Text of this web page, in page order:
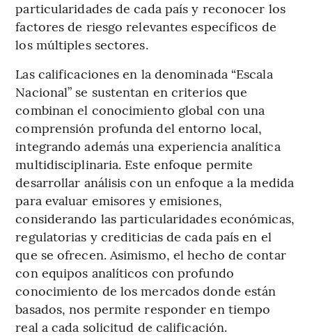
particularidades de cada país y reconocer los
factores de riesgo relevantes específicos de
los múltiples sectores.
Las calificaciones en la denominada “Escala
Nacional” se sustentan en criterios que
combinan el conocimiento global con una
comprensión profunda del entorno local,
integrando además una experiencia analítica
multidisciplinaria. Este enfoque permite
desarrollar análisis con un enfoque a la medida
para evaluar emisores y emisiones,
considerando las particularidades económicas,
regulatorias y crediticias de cada país en el
que se ofrecen. Asimismo, el hecho de contar
con equipos analíticos con profundo
conocimiento de los mercados donde están
basados, nos permite responder en tiempo
real a cada solicitud de calificación.